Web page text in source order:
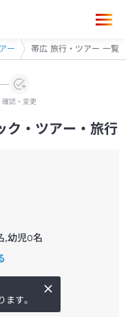
ー 帯広 旅行・ツアー 一覧
確認・変更
ク・ツアー・旅行
,幼児0名
す。